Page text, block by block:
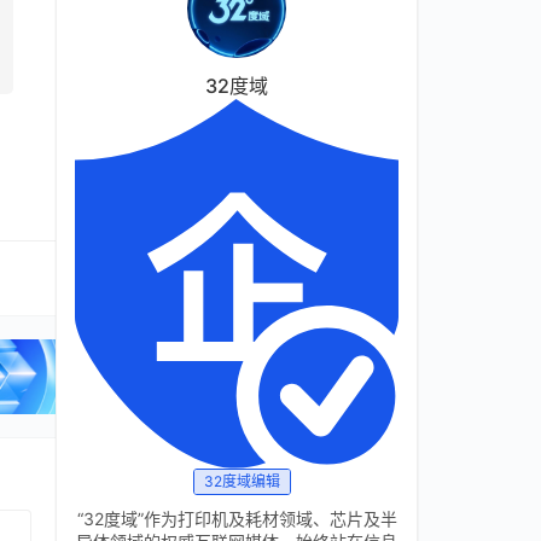
32度域
32度域编辑
“32度域”作为打印机及耗材领域、芯片及半